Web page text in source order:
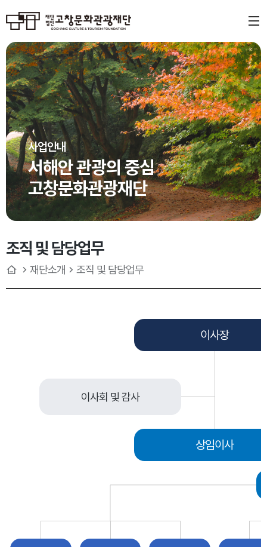
사업안내
서해안 관광의 중심
고창문화관광재단
조직 및 담당업무
재단소개 조직 및 담당업무
이사장
이사회 및 감사
상임이사